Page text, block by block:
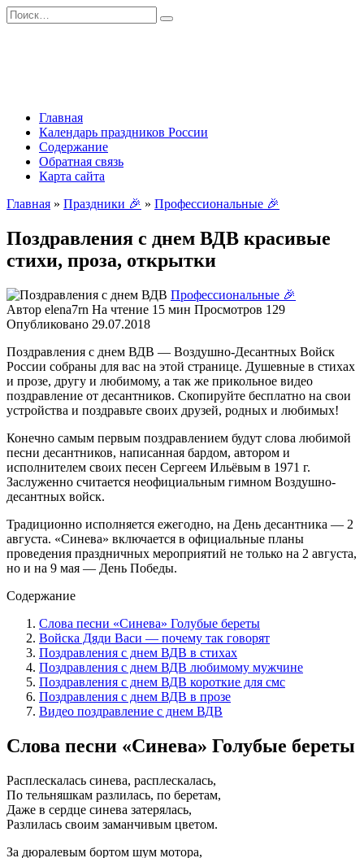
Перейти
к
Search
for:
Главная
Календарь праздников России
Содержание
Обратная связь
Карта сайта
Главная » Праздники 🎉 » Профессиональные 🎉
Поздравления с днем ВДВ красивые
стихи, проза, открытки
Профессиональные 🎉
Автор elena7rn На чтение 15 мин Просмотров 129
Опубликовано 29.07.2018
Поздравления с днем ВДВ — Воздушно-Десантных Войск
России собраны для вас на этой странице. Душевные в стихах
и прозе, другу и любимому, а так же прикольное видео
поздравление от десантников. Скопируйте бесплатно на свои
устройства и поздравьте своих друзей, родных и любимых!
Конечно самым первым поздравлением будут слова любимой
песни десантников, написанная бардом, автором и
исполнителем своих песен Сергеем Ильёвым в 1971 г.
Заслуженно считается неофициальным гимном Воздушно-
десантных войск.
Традиционно исполняется ежегодно, на День десантника — 2
августа. «Синева» включается в официальные планы
проведения праздничных мероприятий не только на 2 августа,
но и на 9 мая — День Победы.
Содержание
Слова песни «Синева» Голубые береты
Войска Дяди Васи — почему так говорят
Поздравления с днем ВДВ в стихах
Поздравления с днем ВДВ любимому мужчине
Поздравления с днем ВДВ короткие для смс
Поздравления с днем ВДВ в прозе
Видео поздравление с днем ВДВ
Слова песни «Синева» Голубые береты
Расплескалась синева, расплескалась,
По тельняшкам разлилась, по беретам,
Даже в сердце синева затерялась,
Разлилась своим заманчивым цветом.
За дюралевым бортом шум мотора,